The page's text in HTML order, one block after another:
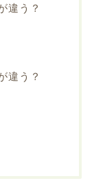
違う？
違う？